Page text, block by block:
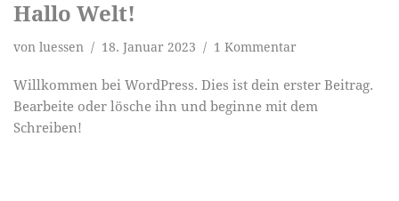
Hallo Welt!
von luessen 18. Januar 2023 1 Kommentar
Willkommen bei WordPress. Dies ist dein erster Beitrag.
Bearbeite oder lösche ihn und beginne mit dem
Schreiben!